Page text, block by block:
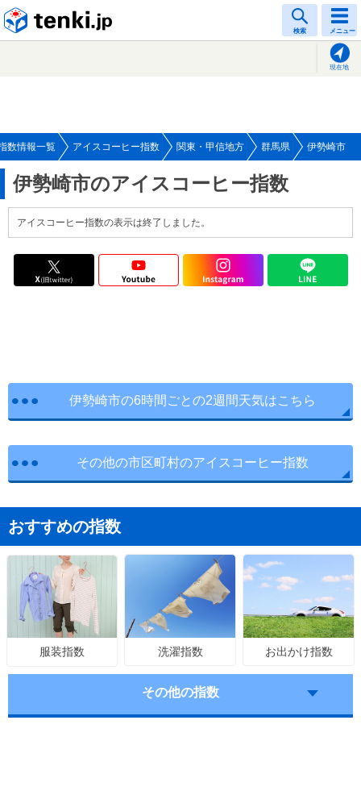
検索 メニュー
現在地
数情報一覧 アイスコーヒー指数 関東・甲信地方 群馬県 伊勢崎市
伊勢崎市のアイスコーヒー指数
アイスコーヒー指数の表示は終了しました。
伊勢崎市の6時間ごとの2週間天気はこちら
その他の市区町村のアイスコーヒー指数
おすすめの指数
服装指数 洗濯指数 お出かけ指数
その他の指数